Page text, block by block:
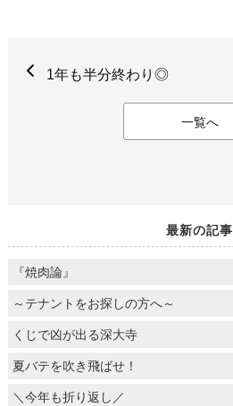
1年も半分終わり◎
一覧へ
最新の記事
『焼肉論』
～テナントをお探しの方へ～
くじで凶が出る深大寺
夏バテを吹き飛ばせ！
＼今年も折り返し／